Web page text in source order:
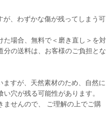
、わずかな傷が残ってしまう可
た場合、無料で＜磨き直し＞を対
分の送料は、お客様のご負担とな
すが、天然素材のため、自然に
穴が残る可能性があります。
ませんので、 ご理解の上でご購